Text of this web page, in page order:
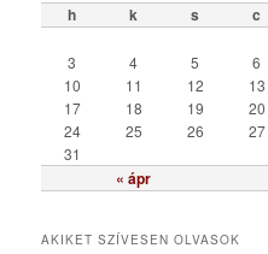
r
h k s c
« ápr
3
4 5 6
10
11 12 13
17
18 19 20
24
25 26 27
31
AKIKET SZÍVESEN OLVASOK